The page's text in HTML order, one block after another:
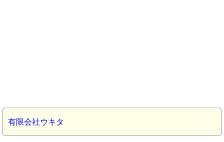
有限会社ウキタ